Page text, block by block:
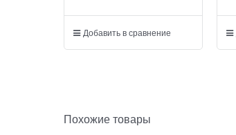
Добавить в сравнение
Похожие товары